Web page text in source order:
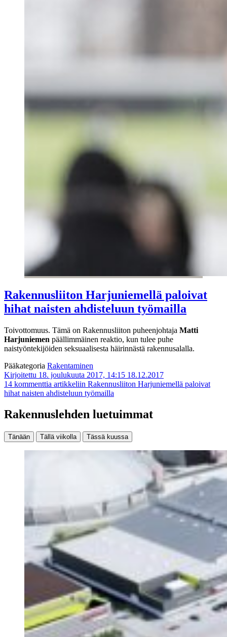
Rakennusliiton Harjuniemellä paloivat
hihat naisten ahdisteluun työmailla
Toivottomuus. Tämä on Rakennusliiton puheenjohtaja Matti
Harjuniemen päällimmäinen reaktio, kun tulee puhe
naistyöntekijöiden seksuaalisesta häirinnästä rakennusalalla.
Pääkategoria Rakentaminen
Kirjoitettu 18. joulukuuta 2017, 14:15 18.12.2017
14 kommenttia artikkeliin Rakennusliiton Harjuniemellä paloivat
hihat naisten ahdisteluun työmailla
Rakennuslehden luetuimmat
Tänään Tällä viikolla Tässä kuussa